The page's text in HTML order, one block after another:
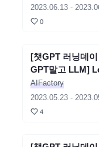
2023.06.13-
0
세미나
[챗GPT 러닝데
GPT말고 LLM]
로 빠르게 나만의
을 만들어보자 -
담
AIFactory
2023.05.23-
4